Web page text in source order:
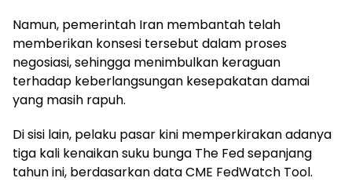
Namun, pemerintah Iran membantah telah
memberikan konsesi tersebut dalam proses
negosiasi, sehingga menimbulkan keraguan
terhadap keberlangsungan kesepakatan damai
yang masih rapuh.
Di sisi lain, pelaku pasar kini memperkirakan adanya
tiga kali kenaikan suku bunga The Fed sepanjang
tahun ini, berdasarkan data CME FedWatch Tool.